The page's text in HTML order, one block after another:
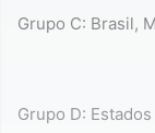
Grupo C: Brasil,
Grupo D: